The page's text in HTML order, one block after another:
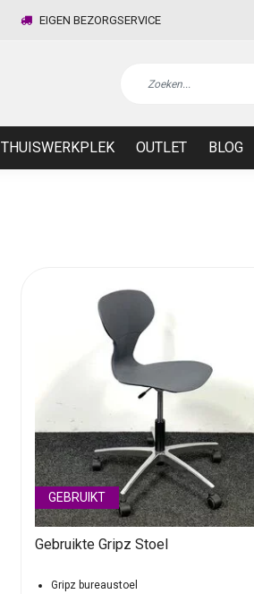
EIGEN BEZORGSERVICE
THUISWERKPLEK OUTLET BLOG
GEBRUIKT
Gebruikte Gripz Stoel
Gripz bureaustoel